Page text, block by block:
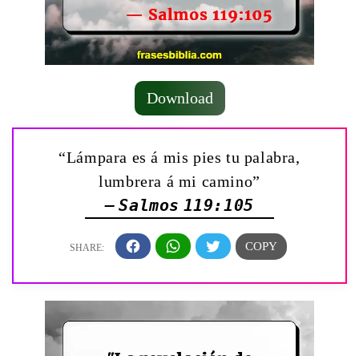
Download
“Lámpara es á mis pies tu palabra,
lumbrera á mi camino”
— Salmos 119:105